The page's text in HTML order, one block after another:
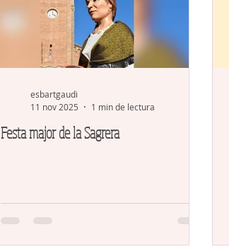
Festa major de la Sagrera
esbartgaudi
11 nov 2025
1 min de lectura